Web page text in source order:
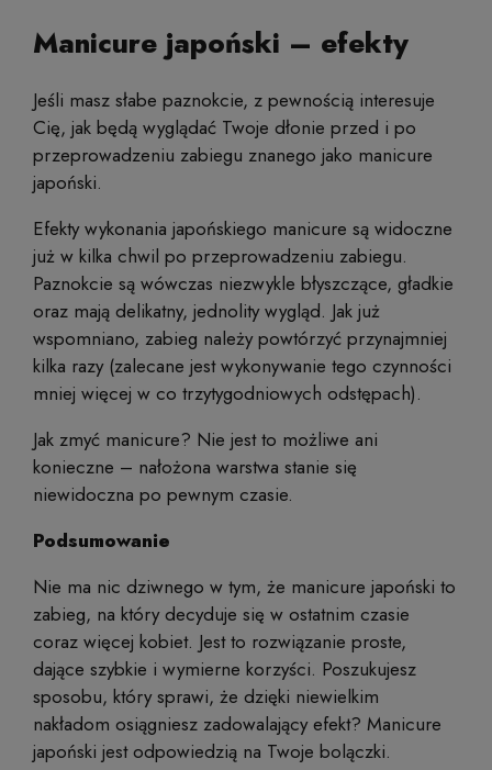
Manicure japoński – efekty
Jeśli masz słabe paznokcie, z pewnością interesuje
Cię, jak będą wyglądać Twoje dłonie przed i po
przeprowadzeniu zabiegu znanego jako manicure
japoński.
Efekty wykonania japońskiego manicure są widoczne
już w kilka chwil po przeprowadzeniu zabiegu.
Paznokcie są wówczas niezwykle błyszczące, gładkie
oraz mają delikatny, jednolity wygląd. Jak już
wspomniano, zabieg należy powtórzyć przynajmniej
kilka razy (zalecane jest wykonywanie tego czynności
mniej więcej w co trzytygodniowych odstępach).
Jak zmyć manicure? Nie jest to możliwe ani
konieczne – nałożona warstwa stanie się
niewidoczna po pewnym czasie.
Podsumowanie
Nie ma nic dziwnego w tym, że manicure japoński to
zabieg, na który decyduje się w ostatnim czasie
coraz więcej kobiet. Jest to rozwiązanie proste,
dające szybkie i wymierne korzyści. Poszukujesz
sposobu, który sprawi, że dzięki niewielkim
nakładom osiągniesz zadowalający efekt? Manicure
japoński jest odpowiedzią na Twoje bolączki.